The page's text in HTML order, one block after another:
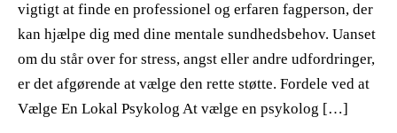
vigtigt at finde en professionel og erfaren fagperson, der
kan hjælpe dig med dine mentale sundhedsbehov. Uanset
om du står over for stress, angst eller andre udfordringer,
er det afgørende at vælge den rette støtte. Fordele ved at
Vælge En Lokal Psykolog At vælge en psykolog […]